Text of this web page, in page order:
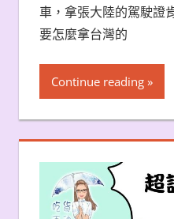
車，拿張大陸的駕駛證
要怎麼拿台灣的
Continue reading